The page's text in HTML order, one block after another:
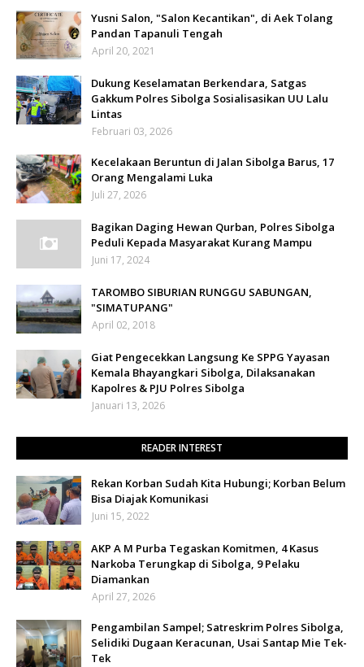
Yusni Salon, "Salon Kecantikan", di Aek Tolang
Pandan Tapanuli Tengah
April 20, 2021
Dukung Keselamatan Berkendara, Satgas
Gakkum Polres Sibolga Sosialisasikan UU Lalu
Lintas
Februari 03, 2026
Kecelakaan Beruntun di Jalan Sibolga Barus, 17
Orang Mengalami Luka
Juli 27, 2026
Bagikan Daging Hewan Qurban, Polres Sibolga
Peduli Kepada Masyarakat Kurang Mampu
Juni 17, 2024
TAROMBO SIBURIAN RUNGGU SABUNGAN,
"SIMATUPANG"
April 02, 2018
Giat Pengecekkan Langsung Ke SPPG Yayasan
Kemala Bhayangkari Sibolga, Dilaksanakan
Kapolres & PJU Polres Sibolga
Januari 13, 2026
READER INTEREST
Rekan Korban Sudah Kita Hubungi; Korban Belum
Bisa Diajak Komunikasi
Juni 15, 2022
AKP A M Purba Tegaskan Komitmen, 4 Kasus
Narkoba Terungkap di Sibolga, 9 Pelaku
Diamankan
April 27, 2026
Pengambilan Sampel; Satreskrim Polres Sibolga,
Selidiki Dugaan Keracunan, Usai Santap Mie Tek-
Tek